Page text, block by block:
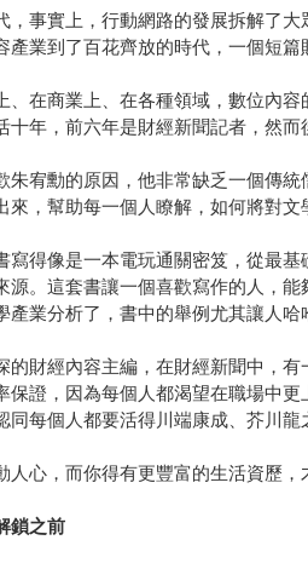
，事實上，行動網路的發展拆解了
產業到了百花齊放的時代，一個短
、在商業上、在各種領域，數位內
十年，前六年是財經新聞記者，然
朱宥勳的原因，他非常缺乏一個傳
來，幫助每一個人瞭解，如何將對
寫得像是一本電玩通關密笈，從最
源。這套書讓一個喜歡寫作的人，
產業分析了，書中的舉例尤其讓人
的財經內容主編，在財經新聞中，
保證，因為每個人都渴望在職場中
同每個人都要活得川端康成、芥川
人心，而你得有更豐富的生活資歷
鎖之前